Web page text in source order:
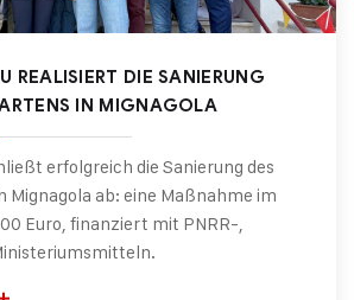
REALISIERT DIE SANIERUNG
IN MIGNAGOLA
erfolgreich die Sanierung des
Mignagola ab: eine Maßnahme im
Euro, finanziert mit PNRR-,